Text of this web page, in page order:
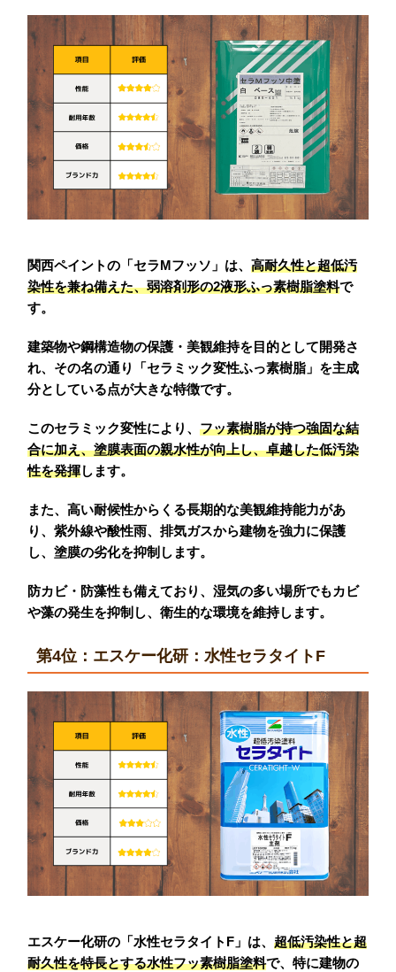
関西ペイントの「セラMフッソ」は、高耐久性と超低汚
染性を兼ね備えた、弱溶剤形の2液形ふっ素樹脂塗料で
す。
建築物や鋼構造物の保護・美観維持を目的として開発さ
れ、その名の通り「セラミック変性ふっ素樹脂」を主成
分としている点が大きな特徴です。
このセラミック変性により、フッ素樹脂が持つ強固な結
合に加え、塗膜表面の親水性が向上し、卓越した低汚染
性を発揮します。
また、高い耐候性からくる長期的な美観維持能力があ
り、紫外線や酸性雨、排気ガスから建物を強力に保護
し、塗膜の劣化を抑制します。
防カビ・防藻性も備えており、湿気の多い場所でもカビ
や藻の発生を抑制し、衛生的な環境を維持します。
第4位：エスケー化研：水性セラタイトF
エスケー化研の「水性セラタイトF」は、超低汚染性と超
耐久性を特長とする水性フッ素樹脂塗料で、特に建物の